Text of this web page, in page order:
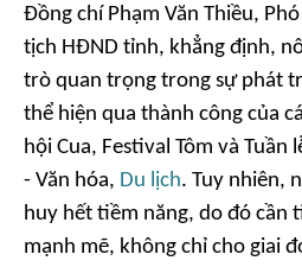
Đồng chí Phạm Văn Thiều,
tịch HĐND tỉnh, khẳng định,
trò quan trọng trong sự phát
thể hiện qua thành công của
hội Cua, Festival Tôm và Tuần
- Văn hóa, Du lịch. Tuy nhiên,
huy hết tiềm năng, do đó cần
mạnh mẽ, không chỉ cho giai